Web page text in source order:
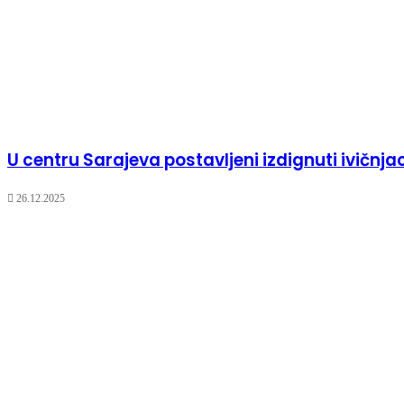
U centru Sarajeva postavljeni izdignuti
26.12.2025